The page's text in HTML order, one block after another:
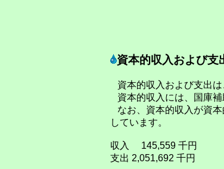
資本的収入および支
資本的収入および支出は
資本的収入には、国庫補
なお、資本的収入が資
しています。
収入 145,559 千円
支出 2,051,692 千円